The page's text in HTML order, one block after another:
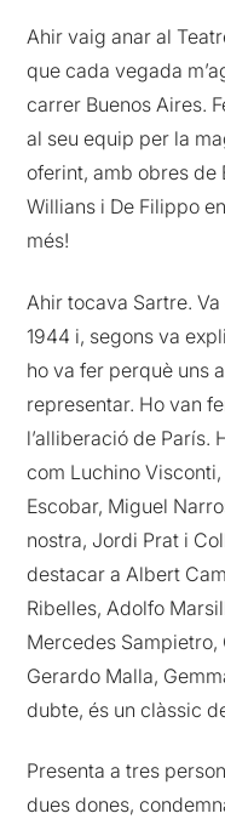
Ahir vaig anar al
que cada vegada
carrer Buenos Aires.
al seu equip per la
oferint, amb obres de
Willians i De Filippo
més!
Ahir tocava Sartre.
1944 i, segons va
ho va fer perquè uns
representar. Ho van
l’alliberació de
com Luchino
Escobar, Miguel
nostra, Jordi Prat i
destacar a Albert
Ribelles, Adolfo
Mercedes Sampietro,
Gerardo Malla,
dubte, és un clàssic
Presenta a tres
dues dones,